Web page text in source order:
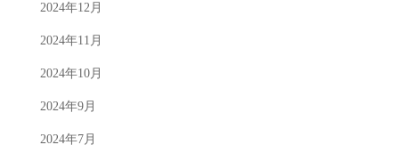
2024年12月
2024年11月
2024年10月
2024年9月
2024年7月